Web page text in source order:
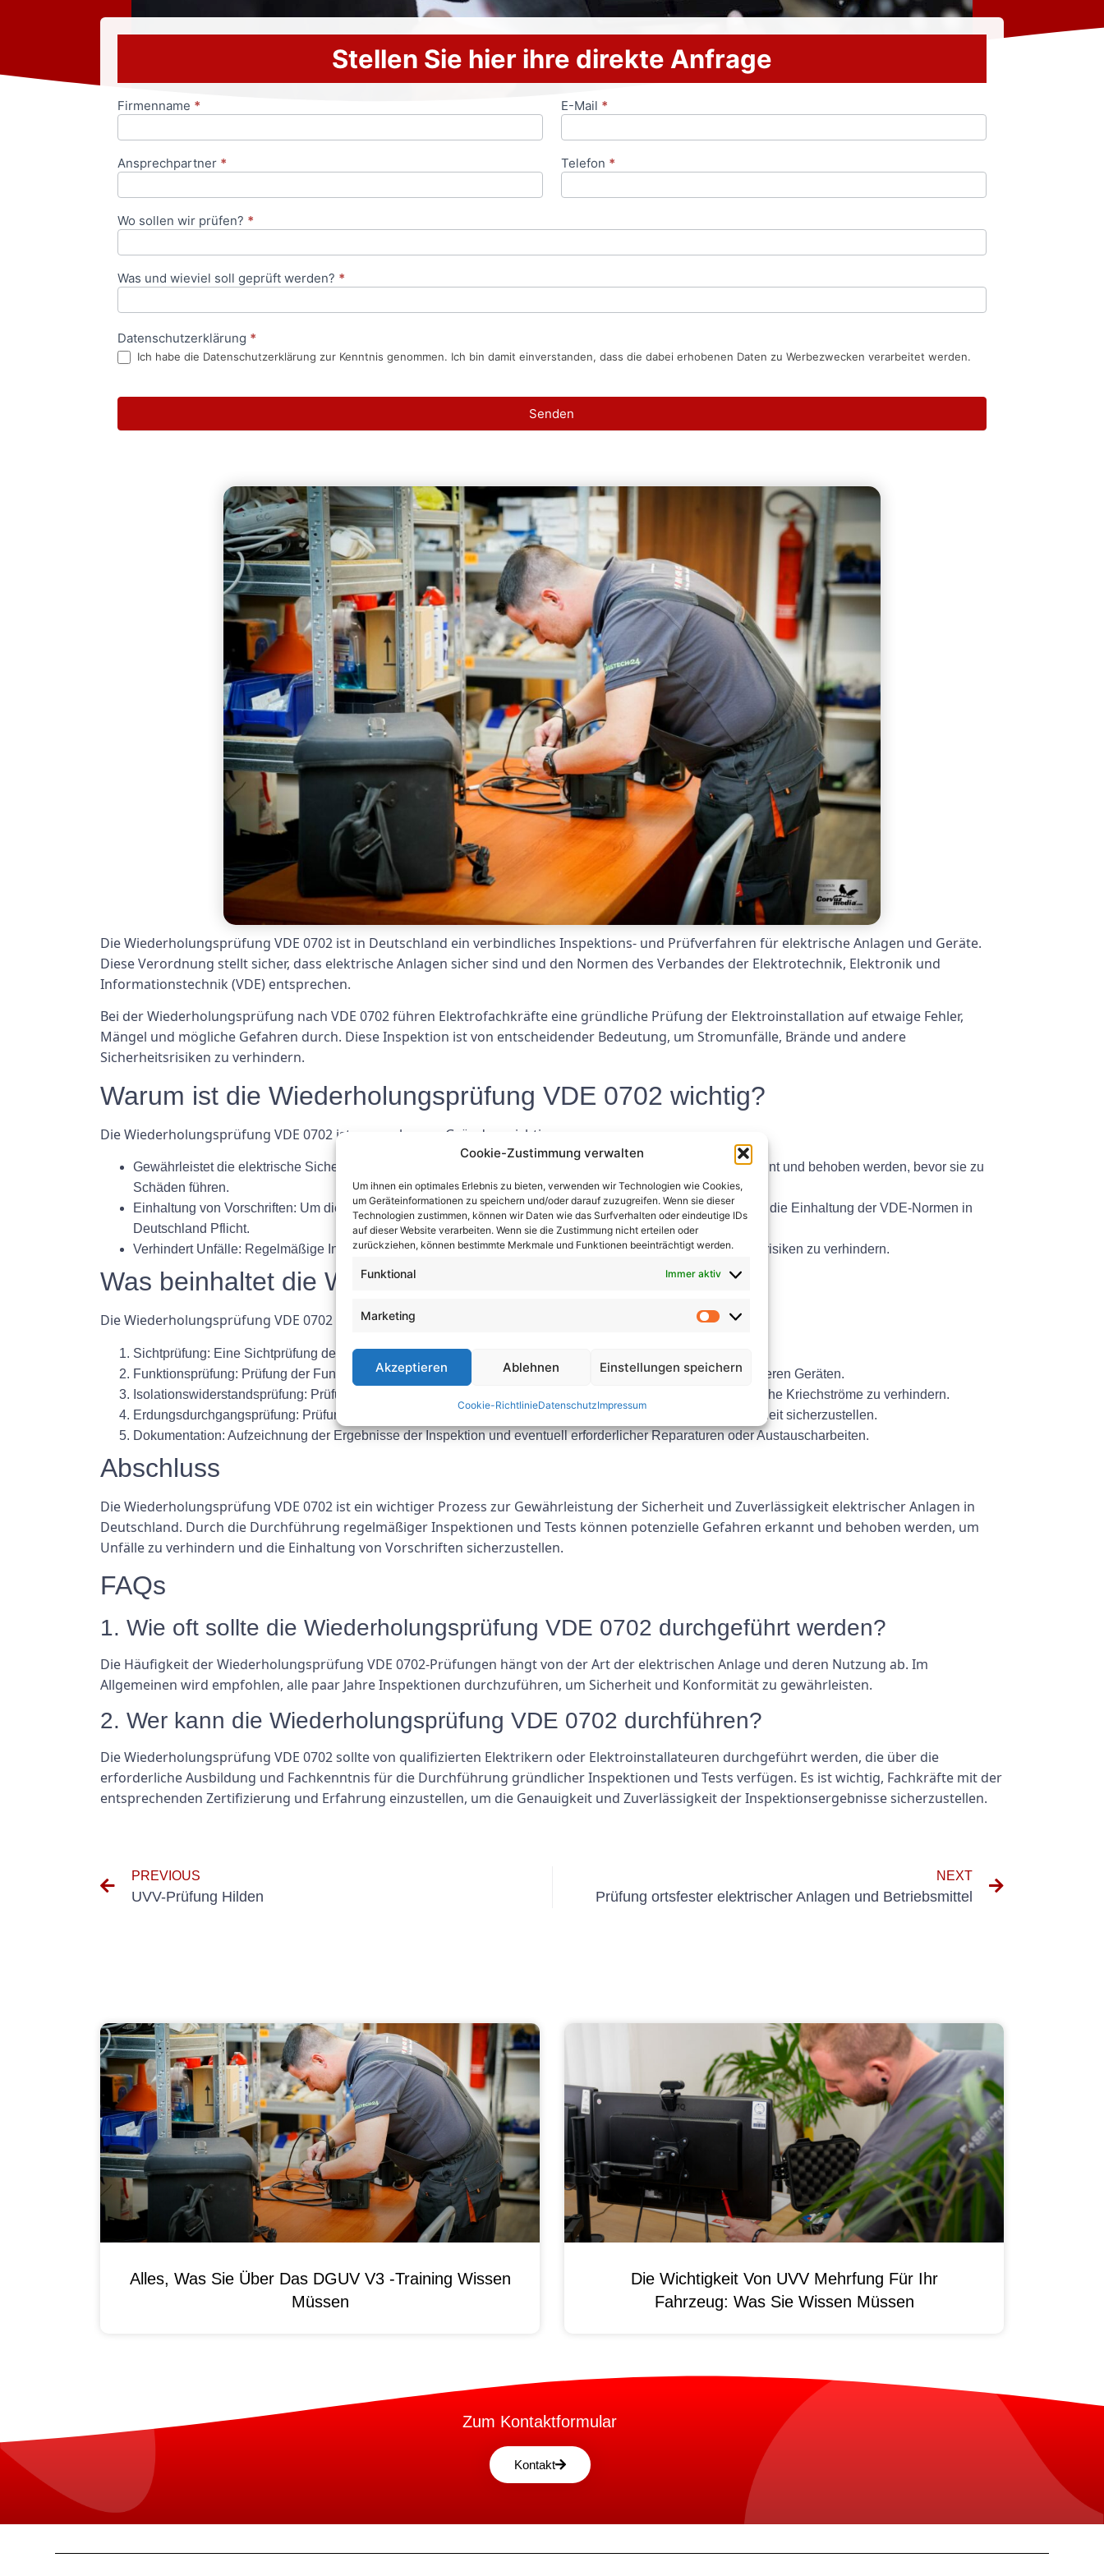
Cookie-Zustimmung verwalten
Um ihnen ein optimales Erlebnis zu bieten, verwenden wir Technologien wie Cookies,
um Geräteinformationen zu speichern und/oder darauf zuzugreifen. Wenn sie dieser
Technologien zustimmen, können wir Daten wie das Surfverhalten oder eindeutige IDs
auf dieser Website verarbeiten. Wenn sie die Zustimmung nicht erteilen oder
zurückziehen, können bestimmte Merkmale und Funktionen beeinträchtigt werden.
Funktional Immer aktiv
Marketing
Akzeptieren Ablehnen Einstellungen speichern
Cookie-RichtlinieDatenschutzImpressum
Stellen Sie hier ihre direkte Anfrage
Anfrageformular
Firmenname * E-Mail *
Ansprechpartner * Telefon *
Wo sollen wir prüfen? *
Was und wieviel soll geprüft werden? *
Datenschutzerklärung *
Ich habe die Datenschutzerklärung zur Kenntnis genommen. Ich bin damit einverstanden, dass die dabei erhobenen Daten zu Werbezwecken verarbeitet werden.
Senden
Die Wiederholungsprüfung VDE 0702 ist in Deutschland ein verbindliches Inspektions- und Prüfverfahren für elektrische Anlagen und Geräte.
Diese Verordnung stellt sicher, dass elektrische Anlagen sicher sind und den Normen des Verbandes der Elektrotechnik, Elektronik und
Informationstechnik (VDE) entsprechen.
Bei der Wiederholungsprüfung nach VDE 0702 führen Elektrofachkräfte eine gründliche Prüfung der Elektroinstallation auf etwaige Fehler,
Mängel und mögliche Gefahren durch. Diese Inspektion ist von entscheidender Bedeutung, um Stromunfälle, Brände und andere
Sicherheitsrisiken zu verhindern.
Warum ist die Wiederholungsprüfung VDE 0702 wichtig?
Die Wiederholungsprüfung VDE 0702 ist aus mehreren Gründen wichtig:
Gewährleistet die elektrische Sicherheit: Durch regelmäßige Inspektionen können potenzielle Gefahren erkannt und behoben werden, bevor sie zu
Schäden führen.
Einhaltung von Vorschriften: Um die Sicherheit und Zuverlässigkeit elektrischer Anlagen zu gewährleisten, ist die Einhaltung der VDE-Normen in
Deutschland Pflicht.
Verhindert Unfälle: Regelmäßige Inspektionen tragen dazu bei, Stromunfälle, Brände und andere Sicherheitsrisiken zu verhindern.
Was beinhaltet die Wiederholungsprüfung VDE 0702?
Die Wiederholungsprüfung VDE 0702 umfasst folgende Schritte:
Sichtprüfung: Eine Sichtprüfung der Elektroinstallation auf sichtbare Mängel oder Schäden.
Funktionsprüfung: Prüfung der Funktionalität von elektrischen Komponenten, Schaltern, Steckdosen und anderen Geräten.
Isolationswiderstandsprüfung: Prüfung des Isolationswiderstands von Kabeln und Verbindungen, um elektrische Kriechströme zu verhindern.
Erdungsdurchgangsprüfung: Prüfung der Erdungsverbindung, um eine ordnungsgemäße Erdung und Sicherheit sicherzustellen.
Dokumentation: Aufzeichnung der Ergebnisse der Inspektion und eventuell erforderlicher Reparaturen oder Austauscharbeiten.
Abschluss
Die Wiederholungsprüfung VDE 0702 ist ein wichtiger Prozess zur Gewährleistung der Sicherheit und Zuverlässigkeit elektrischer Anlagen in
Deutschland. Durch die Durchführung regelmäßiger Inspektionen und Tests können potenzielle Gefahren erkannt und behoben werden, um
Unfälle zu verhindern und die Einhaltung von Vorschriften sicherzustellen.
FAQs
1. Wie oft sollte die Wiederholungsprüfung VDE 0702 durchgeführt werden?
Die Häufigkeit der Wiederholungsprüfung VDE 0702-Prüfungen hängt von der Art der elektrischen Anlage und deren Nutzung ab. Im
Allgemeinen wird empfohlen, alle paar Jahre Inspektionen durchzuführen, um Sicherheit und Konformität zu gewährleisten.
2. Wer kann die Wiederholungsprüfung VDE 0702 durchführen?
Die Wiederholungsprüfung VDE 0702 sollte von qualifizierten Elektrikern oder Elektroinstallateuren durchgeführt werden, die über die
erforderliche Ausbildung und Fachkenntnis für die Durchführung gründlicher Inspektionen und Tests verfügen. Es ist wichtig, Fachkräfte mit der
entsprechenden Zertifizierung und Erfahrung einzustellen, um die Genauigkeit und Zuverlässigkeit der Inspektionsergebnisse sicherzustellen.
PREVIOUS
UVV-Prüfung Hilden
NEXT
Prüfung ortsfester elektrischer Anlagen und Betriebsmittel
Alles, Was Sie Über Das DGUV V3 -Training Wissen
Müssen
Die Wichtigkeit Von UVV Mehrfung Für Ihr
Fahrzeug: Was Sie Wissen Müssen
Zum Kontaktformular
Kontakt